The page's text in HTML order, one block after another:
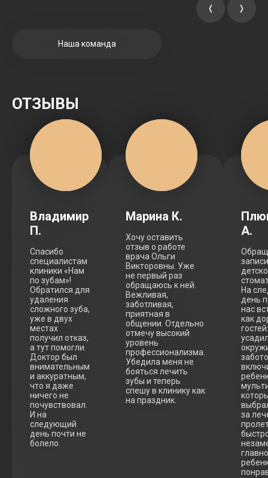
Наша команда
ОТЗЫВЫ
Владимир
П.
Спасибо
специалистам
клиники «Нам
по зубам»!
Обратился для
удаления
сложного зуба,
уже в двух
местах
получил отказ,
а тут помогли.
Доктор был
внимательным
и аккуратным,
что я даже
ничего не
почувствовал.
И на
следующий
день почти не
болело.
Марина К.
Хочу оставить
отзыв о работе
врача Ольги
Викторовны. Уже
не первый раз
обращаюсь к ней.
Вежливая,
заботливая,
приятная в
общении. Отдельно
отмечу высокий
уровень
профессионализма.
Убедила меня не
бояться лечить
зубы и теперь
спешу в клинику как
на праздник.
А.
На
день
нас
как
гостей:
за